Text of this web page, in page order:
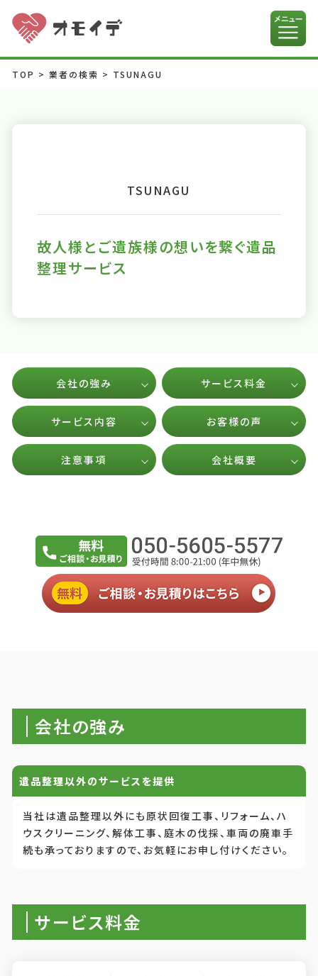
TOP > 業者の検索 > TSUNAGU
TSUNAGU
故人様とご遺族様の想いを繋ぐ遺品
整理サービス
会社の強み サービス料金
サービス内容 お客様の声
注意事項 会社概要
会社の強み
遺品整理以外のサービスを提供
当社は遺品整理以外にも原状回復工事、リフォーム、ハ
ウスクリーニング、解体工事、庭木の伐採、車両の廃車手
続も承っておりますので、お気軽にお申し付けください。
サービス料金